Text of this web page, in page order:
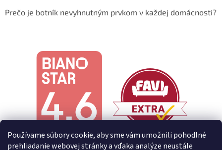
Používame súbory cookie, aby sme vám umožnili pohodlné
prehliadanie webovej stránky a vďaka analýze neustále
Prečo je botník nevyhnutným prvkom v každej domácnosti?